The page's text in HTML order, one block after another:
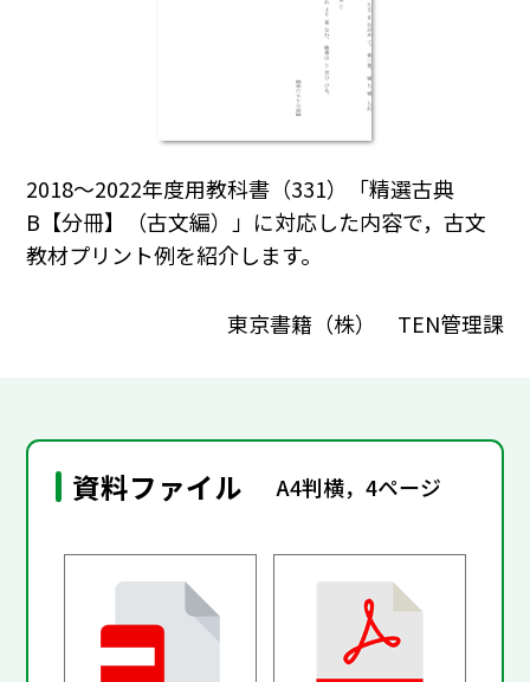
2018～2022年度用教科書（331）「精選古典
B【分冊】（古文編）」に対応した内容で，古文
教材プリント例を紹介します。
東京書籍（株） TEN管理課
資料ファイル A4判横，4ページ